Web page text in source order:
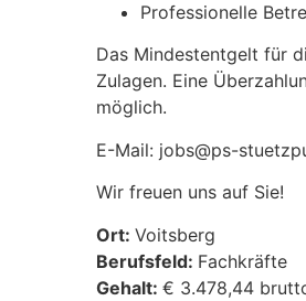
Professionelle
Das Mindestentgelt für
Zulagen. Eine
möglich.
E-Mail: jobs@ps-
Wir freuen uns auf Sie!
Ort: Voitsberg
Berufsfeld: Fachkräfte
Gehalt: € 3.478,44